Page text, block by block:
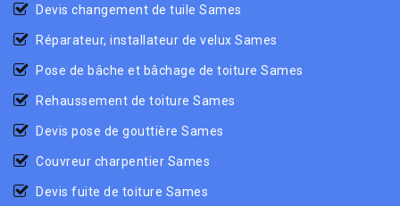
Devis changement de tuile Sames
Réparateur, installateur de velux Sames
Pose de bâche et bâchage de toiture Sames
Rehaussement de toiture Sames
Devis pose de gouttière Sames
Couvreur charpentier Sames
Devis fuite de toiture Sames